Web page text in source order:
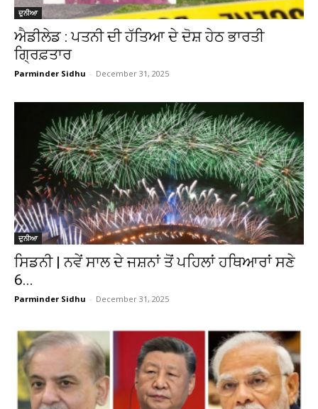
ਦੁਨੀਆ
ਐਡੀਲੇਡ : ਪਤਨੀ ਦੀ ਹੱਤਿਆ ਦੇ ਦੋਸ਼ ਹੇਠ ਭਾਰਤੀ
ਗ੍ਰਿਫ਼ਤਾਰ
Parminder Sidhu - December 31, 2025
ਦੁਨੀਆ
ਸਿਡਨੀ | ਨਵੇਂ ਸਾਲ ਦੇ ਜਸ਼ਨਾਂ ਤੋਂ ਪਹਿਲਾਂ ਹਥਿਆਰਾਂ ਸਣੇ
6...
Parminder Sidhu - December 31, 2025